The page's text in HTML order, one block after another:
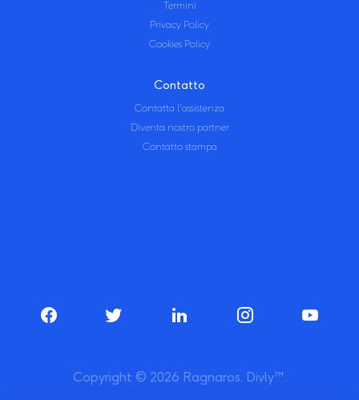
Termini
Privacy Policy
Cookies Policy
Contatto
Contatta l'assistenza
Diventa nostro partner
Contatto stampa
Copyright © 2026 Ragnaros. Divly™.